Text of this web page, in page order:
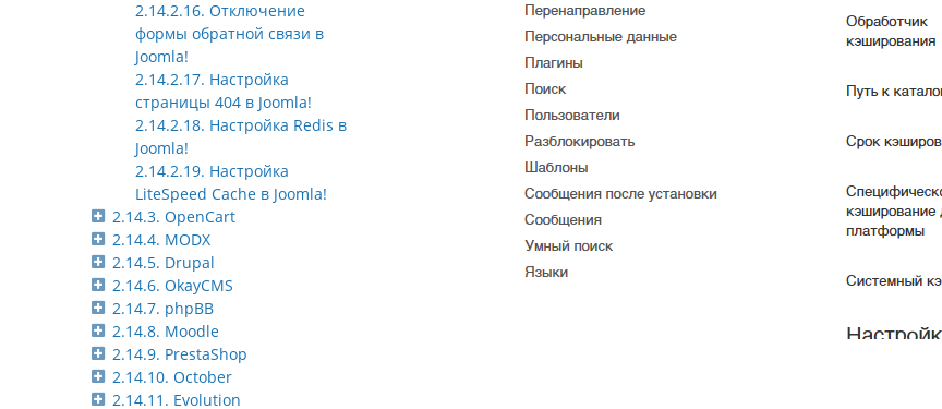
2.14.2.16. Отключение
формы обратной связи в
Joomla!
2.14.2.17. Настройка
страницы 404 в Joomla!
2.14.2.18. Настройка Redis в
Joomla!
2.14.2.19. Настройка
LiteSpeed Cache в Joomla!
2.14.3. OpenCart
2.14.4. MODX
2.14.5. Drupal
2.14.6. OkayCMS
2.14.7. phpBB
2.14.8. Moodle
2.14.9. PrestaShop
2.14.10. October
2.14.11. Evolution